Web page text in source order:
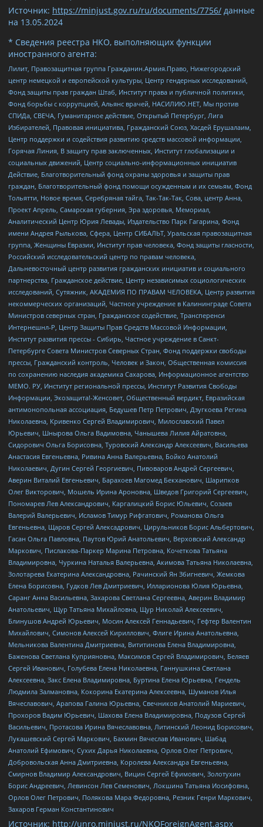
Источник: https://minjust.gov.ru/ru/documents/7756/ данные
на 13.05.2024
* Сведения реестра НКО, выполняющих функции
иностранного агента:
Лилит, Правозащитная группа Гражданин.Армия.Право, Нижегородский
центр немецкой и европейской культуры, Центр гендерных исследований,
Фонд защиты прав граждан Штаб, Институт права и публичной политики,
Фонд борьбы с коррупцией, Альянс врачей, НАСИЛИЮ.НЕТ, Мы против
СПИДа, СВЕЧА, Гуманитарное действие, Открытый Петербург, Лига
Избирателей, Правовая инициатива, Гражданский Союз, Хасдей Ерушалаим,
Центр поддержки и содействия развитию средств массовой информации,
Горячая Линия, В защиту прав заключенных, Институт глобализации и
социальных движений, Центр социально-информационных инициатив
Действие, Благотворительный фонд охраны здоровья и защиты прав
граждан, Благотворительный фонд помощи осужденным и их семьям, Фонд
Тольятти, Новое время, Серебряная тайга, Так-Так-Так, Сова, центр Анна,
Проект Апрель, Самарская губерния, Эра здоровья, Мемориал,
Аналитический Центр Юрия Левады, Издательство Парк Гагарина, Фонд
имени Андрея Рылькова, Сфера, Центр СИБАЛЬТ, Уральская правозащитная
группа, Женщины Евразии, Институт прав человека, Фонд защиты гласности,
Российский исследовательский центр по правам человека,
Дальневосточный центр развития гражданских инициатив и социального
партнерства, Гражданское действие, Центр независимых социологических
исследований, Сутяжник, АКАДЕМИЯ ПО ПРАВАМ ЧЕЛОВЕКА, Центр развития
некоммерческих организаций, Частное учреждение в Калининграде Совета
Министров северных стран, Гражданское содействие, Трансперенси
Интернешнл-Р, Центр Защиты Прав Средств Массовой Информации,
Институт развития прессы - Сибирь, Частное учреждение в Санкт-
Петербурге Совета Министров Северных Стран, Фонд поддержки свободы
прессы, Гражданский контроль, Человек и Закон, Общественная комиссия
по сохранению наследия академика Сахарова, Информационное агентство
МЕМО. РУ, Институт региональной прессы, Институт Развития Свободы
Информации, Экозащита!-Женсовет, Общественный вердикт, Евразийская
антимонопольная ассоциация, Бедушев Петр Петрович, Дзугкоева Регина
Николаевна, Кривенко Сергей Владимирович, Милославский Павел
Юрьевич, Шнырова Ольга Вадимовна, Чанышева Лилия Айратовна,
Сидорович Ольга Борисовна, Туровский Александр Алексеевич, Васильева
Анастасия Евгеньевна, Ривина Анна Валерьевна, Бойко Анатолий
Николаевич, Дугин Сергей Георгиевич, Пивоваров Андрей Сергеевич,
Аверин Виталий Евгеньевич, Барахоев Магомед Бекханович, Шарипков
Олег Викторович, Мошель Ирина Ароновна, Шведов Григорий Сергеевич,
Пономарев Лев Александрович, Каргалицкий Борис Юльевич, Созаев
Валерий Валерьевич, Исламов Тимур Рифгатович, Романова Ольга
Евгеньевна, Щаров Сергей Алексадрович, Цирульников Борис Альбертович,
Гасан Ольга Павловна, Паутов Юрий Анатольевич, Верховский Александр
Маркович, Пислакова-Паркер Марина Петровна, Кочеткова Татьяна
Владимировна, Чуркина Наталья Валерьевна, Акимова Татьяна Николаевна,
Золотарева Екатерина Александровна, Рачинский Ян Збигневич, Жемкова
Елена Борисовна, Гудков Лев Дмитриевич, Илларионова Юлия Юрьевна,
Саранг Анна Васильевна, Захарова Светлана Сергеевна, Аверин Владимир
Анатольевич, Щур Татьяна Михайловна, Щур Николай Алексеевич,
Блинушов Андрей Юрьевич, Мосин Алексей Геннадьевич, Гефтер Валентин
Михайлович, Симонов Алексей Кириллович, Флиге Ирина Анатольевна,
Мельникова Валентина Дмитриевна, Вититинова Елена Владимировна,
Баженова Светлана Куприяновна, Максимов Сергей Владимирович, Беляев
Сергей Иванович, Голубева Елена Николаевна, Ганнушкина Светлана
Алексеевна, Закс Елена Владимировна, Буртина Елена Юрьевна, Гендель
Людмила Залмановна, Кокорина Екатерина Алексеевна, Шуманов Илья
Вячеславович, Арапова Галина Юрьевна, Свечников Анатолий Мариевич,
Прохоров Вадим Юрьевич, Шахова Елена Владимировна, Подузов Сергей
Васильевич, Протасова Ирина Вячеславовна, Литинский Леонид Борисович,
Лукашевский Сергей Маркович, Бахмин Вячеслав Иванович, Шабад
Анатолий Ефимович, Сухих Дарья Николаевна, Орлов Олег Петрович,
Добровольская Анна Дмитриевна, Королева Александра Евгеньевна,
Смирнов Владимир Александрович, Вицин Сергей Ефимович, Золотухин
Борис Андреевич, Левинсон Лев Семенович, Локшина Татьяна Иосифовна,
Орлов Олег Петрович, Полякова Мара Федоровна, Резник Генри Маркович,
Захаров Герман Константинович
Источник: http://unro.minjust.ru/NKOForeignAgent.aspx